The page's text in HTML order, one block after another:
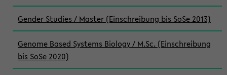
Gender Studies / Master (Einschreibung bis SoSe 2013)
Genome Based Systems Biology / M.Sc. (Einschreibung
bis SoSe 2020)